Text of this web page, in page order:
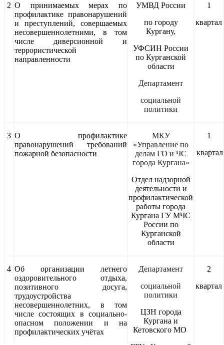
2 О принимаемых мерах по
профилактике правонарушений
и преступлений, совершаемых
несовершеннолетними, в том
числе диверсионной и
террористической
направленности
УМВД России
по городу
Кургану,
УФСИН России
по Курганской
области
Департамент
социальной
политики
1
квартал
3 О профилактике
правонарушений требований
пожарной безопасности
МКУ
«Управление по
делам ГО и ЧС
города Кургана»
Отдел надзорной
деятельности и
профилактической
работы города
Кургана ГУ МЧС
России по
Курганской
области
1
квартал
4 Об организации летнего
оздоровительного отдыха,
позитивного досуга,
трудоустройства
несовершеннолетних, в том
числе состоящих в социально-
опасном положении и на
профилактических учётах
Департамент
социальной
политики
ЦЗН города
Кургана и
Кетовского МО
2
квартал